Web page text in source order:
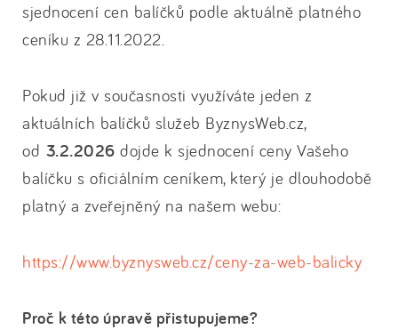
sjednocení cen balíčků podle aktuálně platného
ceníku z 28.11.2022.
Pokud již v současnosti využíváte jeden z
aktuálních balíčků služeb ByznysWeb.cz,
od 3.2.2026 dojde k sjednocení ceny Vašeho
balíčku s oficiálním ceníkem, který je dlouhodobě
platný a zveřejněný na našem webu:
https://www.byznysweb.cz/ceny-za-web-balicky
Proč k této úpravě přistupujeme?